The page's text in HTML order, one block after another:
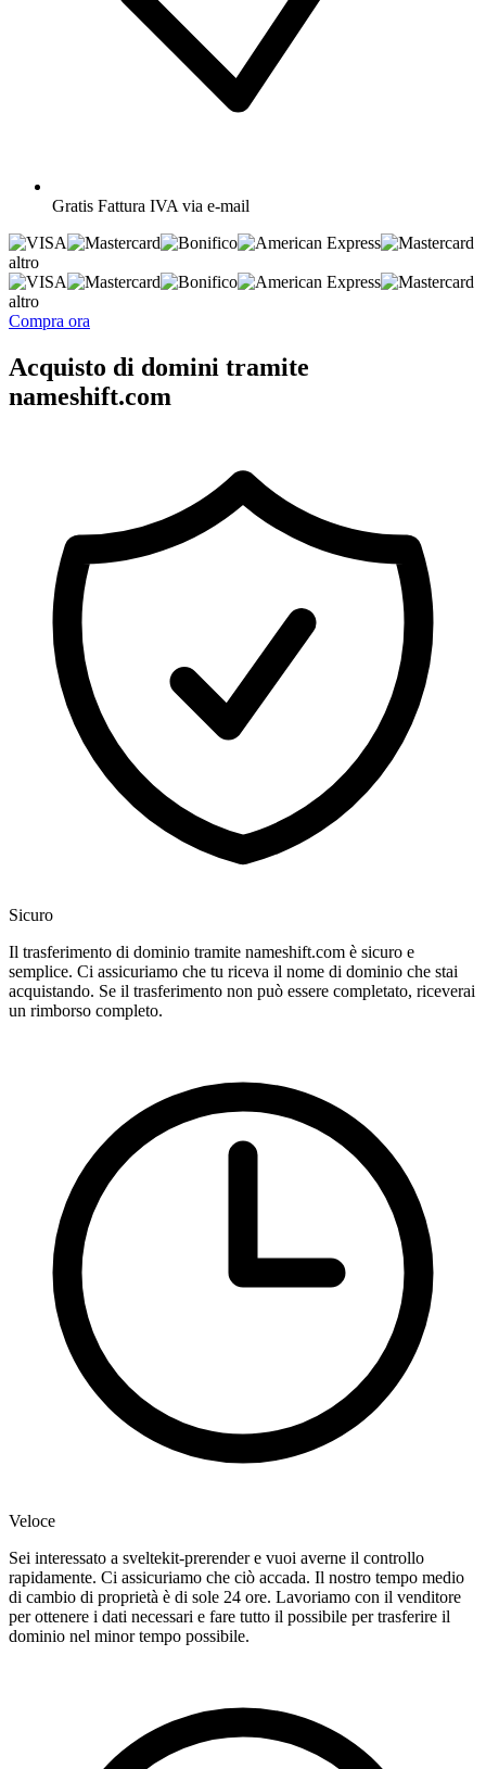
Gratis Fattura IVA via e-mail
altro
altro
Compra ora
Acquisto di domini tramite
nameshift.com
Sicuro
Il trasferimento di dominio tramite nameshift.com è sicuro e
semplice. Ci assicuriamo che tu riceva il nome di dominio che stai
acquistando. Se il trasferimento non può essere completato, riceverai
un rimborso completo.
Veloce
Sei interessato a sveltekit-prerender e vuoi averne il controllo
rapidamente. Ci assicuriamo che ciò accada. Il nostro tempo medio
di cambio di proprietà è di sole 24 ore. Lavoriamo con il venditore
per ottenere i dati necessari e fare tutto il possibile per trasferire il
dominio nel minor tempo possibile.